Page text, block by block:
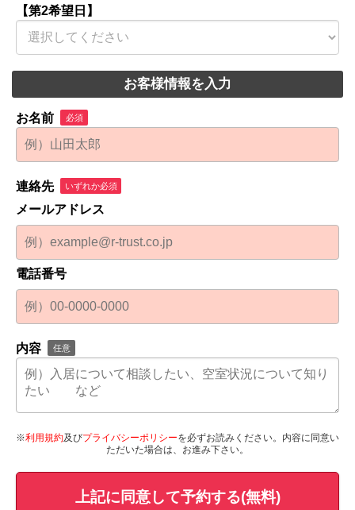
【第2希望日】
お客様情報を入力
お名前 必須
連絡先 いずれか必須
メールアドレス
電話番号
内容 任意
※利用規約及びプライバシーポリシーを必ずお読みください。内容に同意い
ただいた場合は、お進み下さい。
上記に同意して予約する(無料)